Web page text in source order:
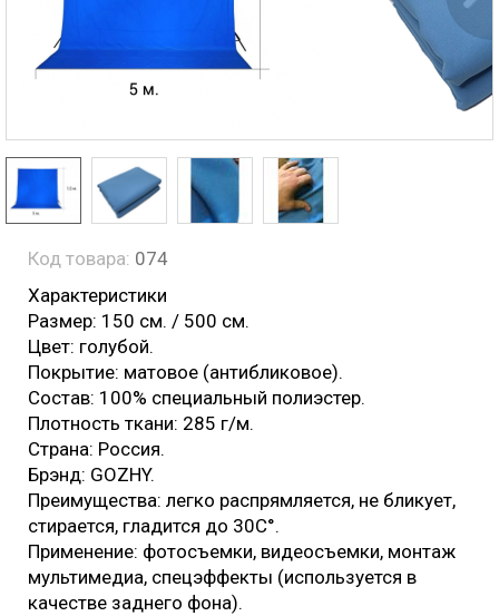
Код товара: 074
Характеристики
Размер: 150 см. / 500 см.
Цвет: голубой.
Покрытие: матовое (антибликовое).
Состав: 100% специальный полиэстер.
Плотность ткани: 285 г/м.
Страна: Россия.
Брэнд: GOZHY.
Преимущества: легко распрямляется, не бликует,
стирается, гладится до 30С°.
Применение: фотосъемки, видеосъемки, монтаж
мультимедиа, спецэффекты (используется в
качестве заднего фона).